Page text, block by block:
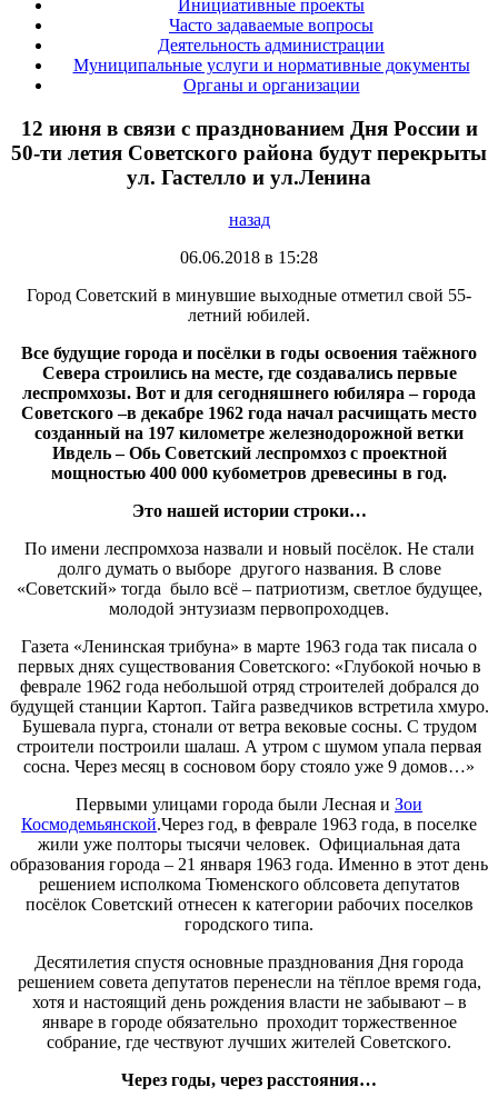
Инициативные проекты
Часто задаваемые вопросы
Деятельность администрации
Муниципальные услуги и нормативные документы
Органы и организации
12 июня в связи с празднованием Дня России и
50-ти летия Советского района будут перекрыты
ул. Гастелло и ул.Ленина
назад
06.06.2018 в 15:28
Город Советский в минувшие выходные отметил свой 55-
летний юбилей.
Все будущие города и посёлки в годы освоения таёжного
Севера строились на месте, где создавались первые
леспромхозы. Вот и для сегодняшнего юбиляра – города
Советского–в декабре 1962 года начал расчищать место
созданный на 197 километре железнодорожной ветки
Ивдель – Обь Советский леспромхоз с проектной
мощностью 400 000 кубометров древесины в год.
Это нашей истории строки…
По имени леспромхоза назвали и новый посёлок. Не стали
долго думать о выборе другого названия. В слове
«Советский» тогда было всё – патриотизм, светлое будущее,
молодой энтузиазм первопроходцев.
Газета «Ленинская трибуна» в марте 1963 года так писала о
первых днях существования Советского: «Глубокой ночью в
феврале 1962 года небольшой отряд строителей добрался до
будущей станции Картоп. Тайга разведчиков встретила хмуро.
Бушевала пурга, стонали от ветра вековые сосны. С трудом
строители построили шалаш. А утром с шумом упала первая
сосна. Через месяц в сосновом бору стояло уже 9 домов…»
Первыми улицами города были Лесная и Зои
Космодемьянской.Через год, в феврале 1963 года, в поселке
жили уже полторы тысячи человек. Официальная дата
образования города – 21 января 1963 года. Именно в этот день
решением исполкома Тюменского облсовета депутатов
посёлок Советский отнесен к категории рабочих поселков
городского типа.
Десятилетия спустя основные празднования Дня города
решением совета депутатов перенесли на тёплое время года,
хотя и настоящий день рождения власти не забывают – в
январе в городе обязательно проходит торжественное
собрание, где чествуют лучших жителей Советского.
Через годы, через расстояния…